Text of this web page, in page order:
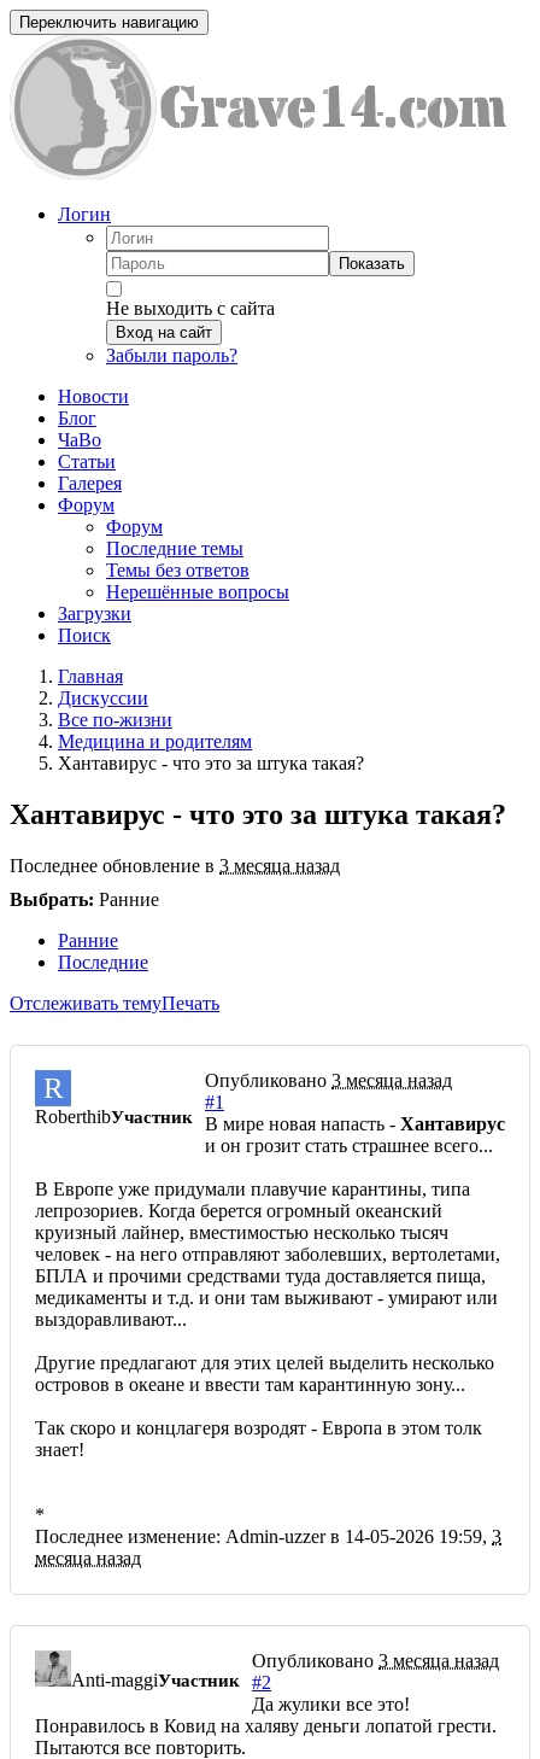
Переключить навигацию
Логин
Показать
Не выходить с сайта
Вход на сайт
Забыли пароль?
Новости
Блог
ЧаВо
Статьи
Галерея
Форум
Форум
Последние темы
Темы без ответов
Нерешённые вопросы
Загрузки
Поиск
Главная
Дискуссии
Все по-жизни
Медицина и родителям
Хантавирус - что это за штука такая?
Хантавирус - что это за штука такая?
Последнее обновление в 3 месяца назад
Выбрать: Ранние
Ранние
Последние
Отслеживать темуПечать
R
RoberthibУчастник
Опубликовано 3 месяца назад
#1
В мире новая напасть - Хантавирус
и он грозит стать страшнее всего...
В Европе уже придумали плавучие карантины, типа
лепрозориев. Когда берется огромный океанский
круизный лайнер, вместимостью несколько тысяч
человек - на него отправляют заболевших, вертолетами,
БПЛА и прочими средствами туда доставляется пища,
медикаменты и т.д. и они там выживают - умирают или
выздоравливают...
Другие предлагают для этих целей выделить несколько
островов в океане и ввести там карантинную зону...
Так скоро и концлагеря возродят - Европа в этом толк
знает!
*
Последнее изменение: Admin-uzzer в 14-05-2026 19:59, 3
месяца назад
Anti-maggiУчастник
Опубликовано 3 месяца назад
#2
Да жулики все это!
Понравилось в Ковид на халяву деньги лопатой грести.
Пытаются все повторить.